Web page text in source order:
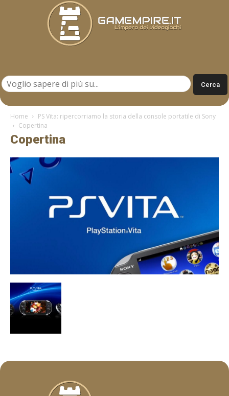
Home
PS Vita: ripercorriamo la storia della console portatile di Sony
Copertina
Copertina